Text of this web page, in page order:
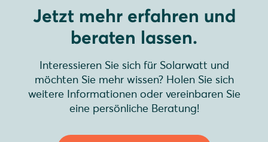
Jetzt mehr erfahren und
beraten lassen.
Interessieren Sie sich für Solarwatt und
möchten Sie mehr wissen? Holen Sie sich
weitere Informationen oder vereinbaren Sie
eine persönliche Beratung!